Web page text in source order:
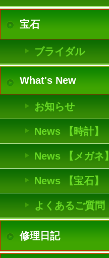
宝石
ブライダル
What's New
お知らせ
News 【時計】
News 【メガネ】
News 【宝石】
よくあるご質問
修理日記